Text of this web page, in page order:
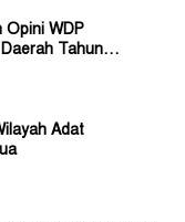
Opini WDP
Tahun
Adat